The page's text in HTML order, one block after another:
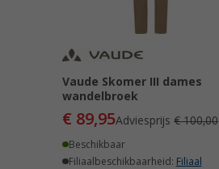
Vaude Skomer III dames
wandelbroek
€ 89,95Adviesprijs€ 100,00
Beschikbaar
Filiaalbeschikbaarheid: Filiaal